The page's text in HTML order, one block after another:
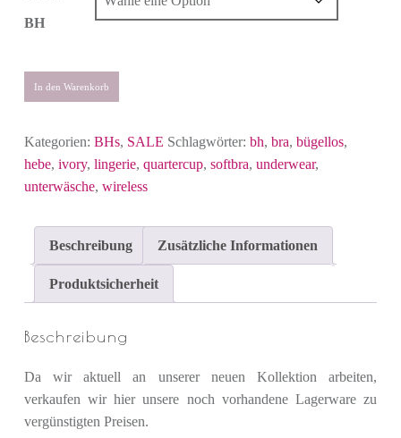
BH
In den Warenkorb
Kategorien: BHs, SALE Schlagwörter: bh, bra, bügellos,
hebe, ivory, lingerie, quartercup, softbra, underwear,
unterwäsche, wireless
Beschreibung Zusätzliche Informationen
Produktsicherheit
Beschreibung
Da wir aktuell an unserer neuen Kollektion arbeiten,
verkaufen wir hier unsere noch vorhandene Lagerware zu
vergünstigten Preisen.